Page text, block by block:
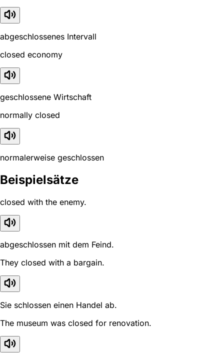
abgeschlossenes Intervall
closed economy
geschlossene Wirtschaft
normally closed
normalerweise geschlossen
Beispielsätze
closed with the enemy.
abgeschlossen mit dem Feind.
They closed with a bargain.
Sie schlossen einen Handel ab.
The museum was closed for renovation.